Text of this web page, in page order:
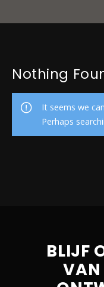
Nothing
It seems we
Perhaps
BLIJF
VAN